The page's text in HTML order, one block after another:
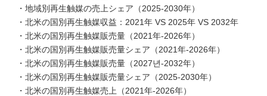
・地域別再生触媒の売上シェア（2025-2030年）
・北米の国別再生触媒収益：2021年 VS 2025年 VS 2032年
・北米の国別再生触媒販売量（2021年-2026年）
・北米の国別再生触媒販売量シェア（2021年-2026年）
・北米の国別再生触媒販売量（2027년-2032年）
・北米の国別再生触媒販売量シェア（2025-2030年）
・北米の国別再生触媒売上（2021年-2026年）